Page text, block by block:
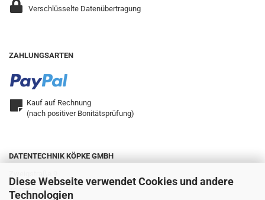
Diese Webseite verwendet Cookies und andere
Technologien
Verschlüsselte Datenübertragung
ZAHLUNGSARTEN
Kauf auf Rechnung
(nach positiver Bonitätsprüfung)
DATENTECHNIK KÖPKE GMBH
42657 Solingen